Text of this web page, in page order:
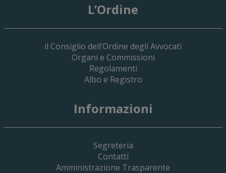
L’Ordine
il Consiglio dell’Ordine degli Avvocati
Organi e Commissioni
Regolamenti
Albo e Registro
Informazioni
Segreteria
Contatti
Amministrazione Trasparente